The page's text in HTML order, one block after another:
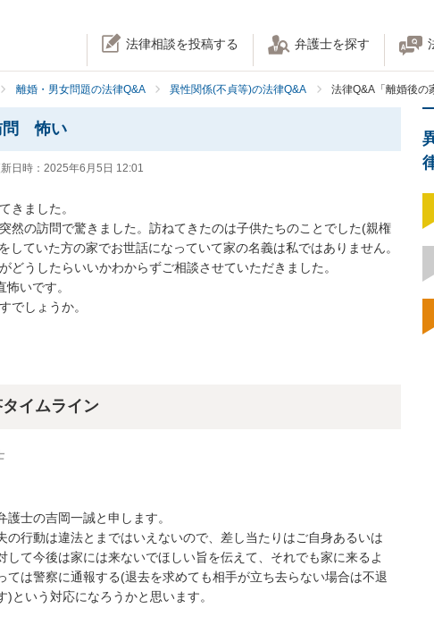
法律相談を投稿する 弁護士を探す
離婚・男女問題の法律Q&A 異性関係(不貞等)の法律Q&A 法律Q&A「離婚後の
問 怖い
日時： 2025年6月5日 12:01
きました。
然の訪問で驚きました。訪ねてきたのは子供たちのことでした(親権
していた方の家でお世話になっていて家の名義は私ではありません。
どうしたらいいかわからずご相談させていただきました。
いです。
でしょうか。
イムライン
士の吉岡一誠と申します。
の行動は違法とまではいえないので、差し当たりはご自身あるいは
して今後は家には来ないでほしい旨を伝えて、それでも家に来るよ
ては警察に通報する(退去を求めても相手が立ち去らない場合は不退
という対応になろうかと思います。